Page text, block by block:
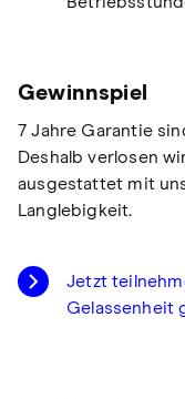
Gewinnspiel
7 Jahre Garantie
Deshalb verlosen
ausgestattet mit
Langlebigkeit.
Jetzt
Gelassenheit